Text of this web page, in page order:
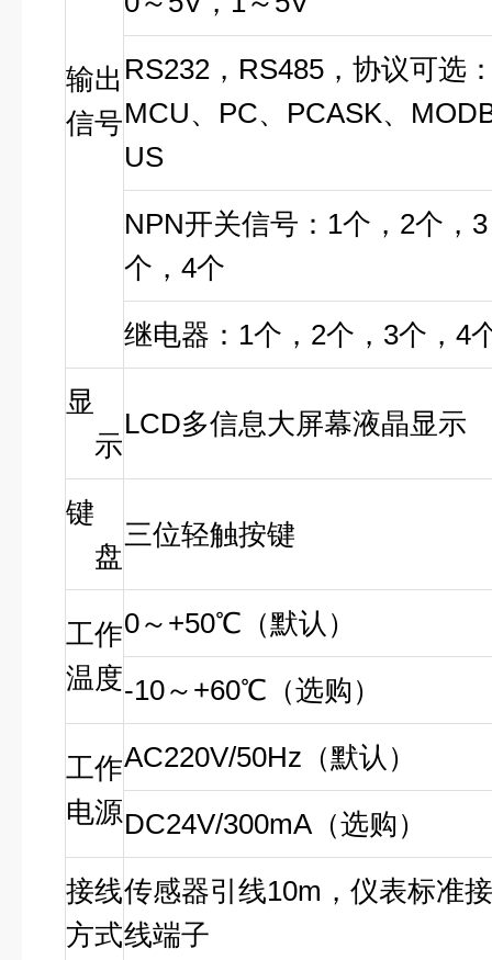
输出
信号
RS232，RS485，协议可选
MCU、PC、PCASK、
US
NPN开关信号：1个，2个，3
个，4个
继电器：1个，2个，3个，4
显
示
LCD多信息大屏幕液晶显示
键
盘
三位轻触按键
工作
温度
0～+50℃（默认）
-10～+60℃（选购）
工作
电源
AC220V/50Hz（默认）
DC24V/300mA（选购）
接线
方式
传感器引线10m ，仪表标准
线端子